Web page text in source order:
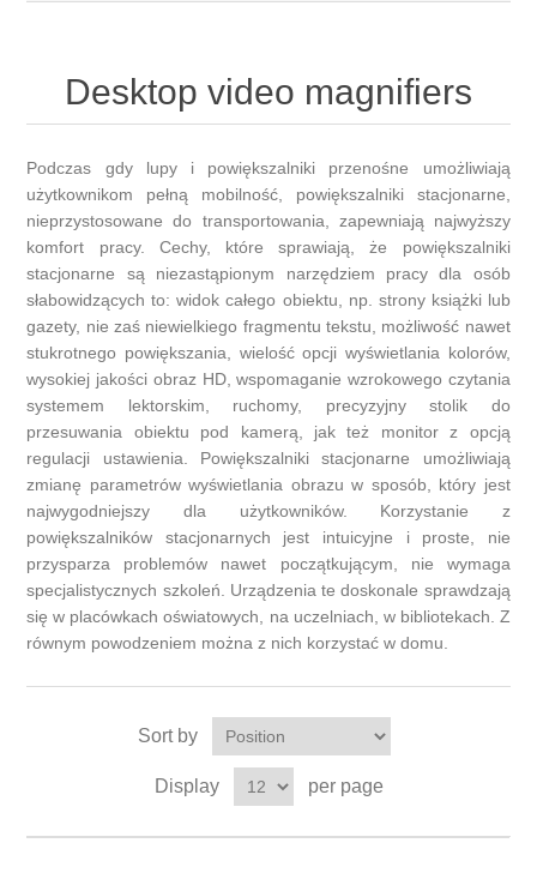
Desktop video magnifiers
Podczas gdy lupy i powiększalniki przenośne umożliwiają
użytkownikom pełną mobilność, powiększalniki stacjonarne,
nieprzystosowane do transportowania, zapewniają najwyższy
komfort pracy. Cechy, które sprawiają, że powiększalniki
stacjonarne są niezastąpionym narzędziem pracy dla osób
słabowidzących to: widok całego obiektu, np. strony książki lub
gazety, nie zaś niewielkiego fragmentu tekstu, możliwość nawet
stukrotnego powiększania, wielość opcji wyświetlania kolorów,
wysokiej jakości obraz HD, wspomaganie wzrokowego czytania
systemem lektorskim, ruchomy, precyzyjny stolik do
przesuwania obiektu pod kamerą, jak też monitor z opcją
regulacji ustawienia. Powiększalniki stacjonarne umożliwiają
zmianę parametrów wyświetlania obrazu w sposób, który jest
najwygodniejszy dla użytkowników. Korzystanie z
powiększalników stacjonarnych jest intuicyjne i proste, nie
przysparza problemów nawet początkującym, nie wymaga
specjalistycznych szkoleń. Urządzenia te doskonale sprawdzają
się w placówkach oświatowych, na uczelniach, w bibliotekach. Z
równym powodzeniem można z nich korzystać w domu.
Sort by
Display per page